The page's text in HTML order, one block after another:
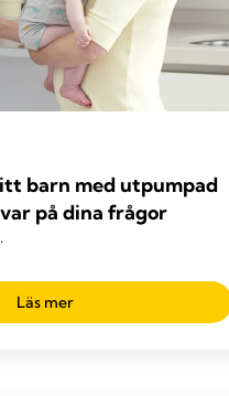
barn med utpumpad
på dina frågor
Läs mer